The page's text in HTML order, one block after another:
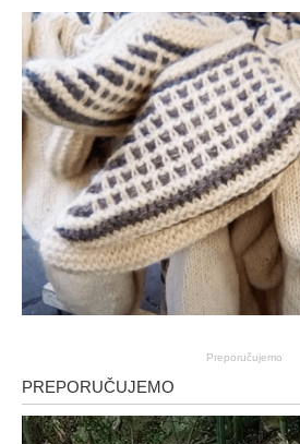
Preporučujemo